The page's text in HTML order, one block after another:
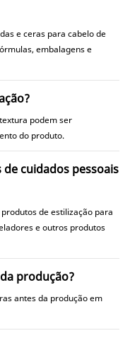
e ceras para cabelo de
embalagens e
podem ser
do produto.
cuidados pessoais
de estilização para
e outros produtos
produção?
antes da produção em